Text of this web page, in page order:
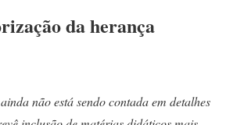
da herança
não está sendo contada em detalhes